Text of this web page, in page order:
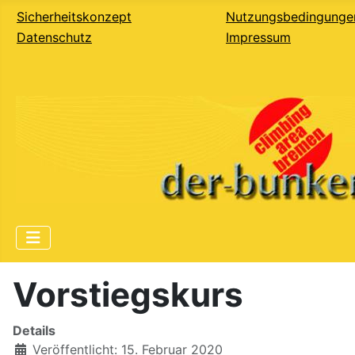
Sicherheitskonzept
Datenschutz
Impressum
Vorstiegskurs
Details
Veröffentlicht: 15. Februar 2020